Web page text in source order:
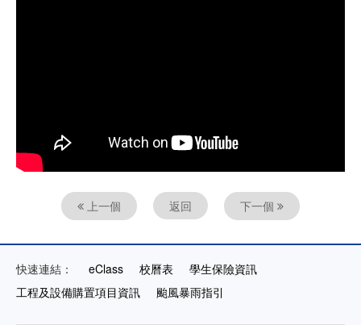
上一個 返回 下一個
快速連結： eClass 校曆表
學生保險資訊
工程及設備購置項目資訊
颱風暴雨指引